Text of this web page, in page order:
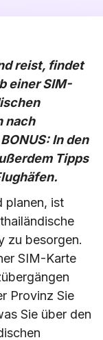
reist, findet
einer SIM-
nach
In den
Tipps
planen, ist
zu besorgen.
SIM-Karte
Provinz Sie
Sie über den